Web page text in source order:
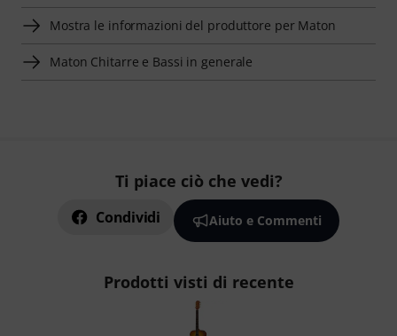
Mostra le informazioni del produttore per Maton
Maton Chitarre e Bassi in generale
Ti piace ciò che vedi?
Condividi Aiuto e Commenti
Prodotti visti di recente